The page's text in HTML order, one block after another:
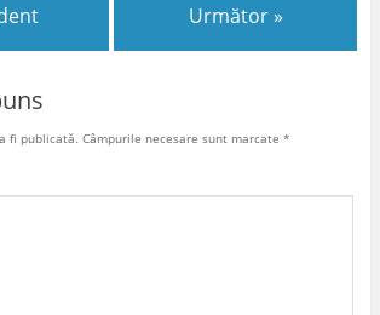
Următor »
fi publicată. Câmpurile necesare sunt marcate *